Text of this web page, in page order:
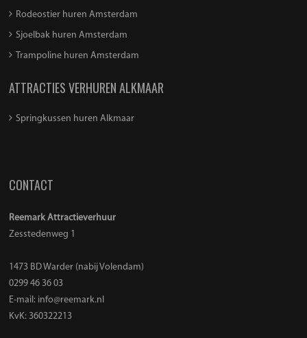
Rodeostier huren Amsterdam
Sjoelbak huren Amsterdam
Trampoline huren Amsterdam
ATTRACTIES VERHUREN ALKMAAR
Springkussen huren Alkmaar
CONTACT
Reemark Attractieverhuur
Zesstedenweg 1
1473 BD Warder (nabij Volendam)
0299 46 36 03
E-mail: info@reemark.nl
KvK: 360322213